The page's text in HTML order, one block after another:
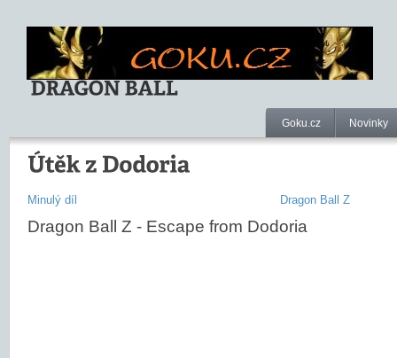
Goku.cz Novinky
Minulý díl Dragon Ball Z
Dragon Ball Z - Escape from Dodoria